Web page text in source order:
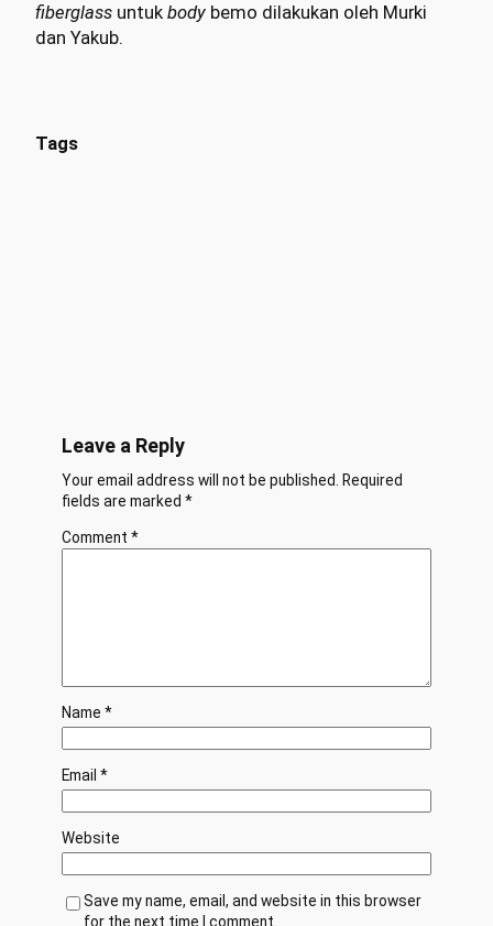
fiberglass untuk body bemo dilakukan oleh Murki
dan Yakub.
Tags
Leave a Reply
Your email address will not be published.
Required
fields are marked *
Comment *
Name *
Email *
Website
Save my name, email, and website in this browser
for the next time I comment.